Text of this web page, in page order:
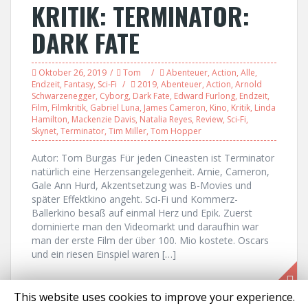
KRITIK: TERMINATOR:
DARK FATE
Oktober 26, 2019 Tom Abenteuer, Action, Alle,
Endzeit, Fantasy, Sci-Fi 2019, Abenteuer, Action, Arnold
Schwarzenegger, Cyborg, Dark Fate, Edward Furlong, Endzeit,
Film, Filmkritik, Gabriel Luna, James Cameron, Kino, Kritik, Linda
Hamilton, Mackenzie Davis, Natalia Reyes, Review, Sci-Fi,
Skynet, Terminator, Tim Miller, Tom Hopper
Autor: Tom Burgas Für jeden Cineasten ist Terminator
natürlich eine Herzensangelegenheit. Arnie, Cameron,
Gale Ann Hurd, Akzentsetzung was B-Movies und
später Effektkino angeht. Sci-Fi und Kommerz-
Ballerkino besaß auf einmal Herz und Epik. Zuerst
dominierte man den Videomarkt und daraufhin war
man der erste Film der über 100. Mio kostete. Oscars
und ein riesen Einspiel waren […]
This website uses cookies to improve your experience.